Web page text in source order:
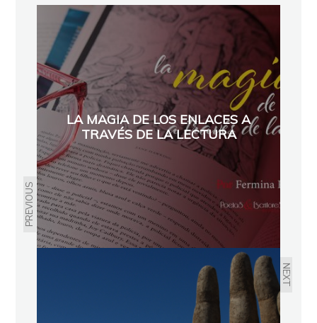
PREVIOUS
LA MAGIA DE LOS ENLACES A
TRAVÉS DE LA LECTURA
NEXT